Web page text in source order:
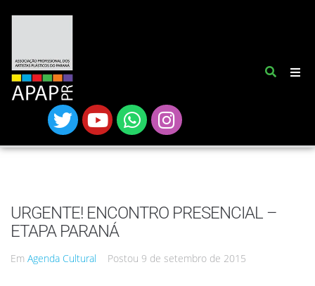
URGENTE! ENCONTRO PRESENCIAL –
ETAPA PARANÁ
Em Agenda Cultural Postou 9 de setembro de 2015